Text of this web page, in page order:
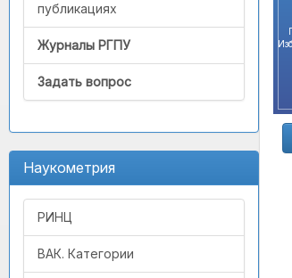
публикациях
Журналы РГПУ
Задать вопрос
Наукометрия
РИНЦ
ВАК. Категории